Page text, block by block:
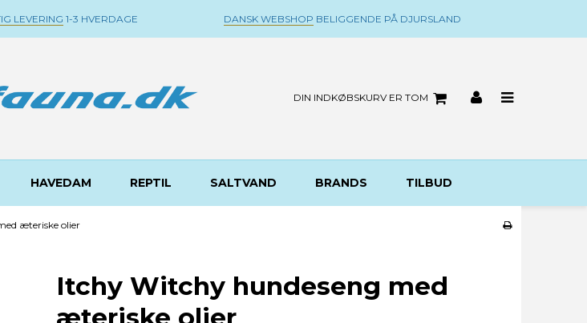
LEVERING 1-3 HVERDAGE DANSK WEBSHOP BELIGGENDE PÅ DJURSLAND
DIN INDKØBSKURV ER TOM
HAVEDAM REPTIL SALTVAND BRANDS TILBUD
æteriske olier
Itchy Witchy hundeseng med